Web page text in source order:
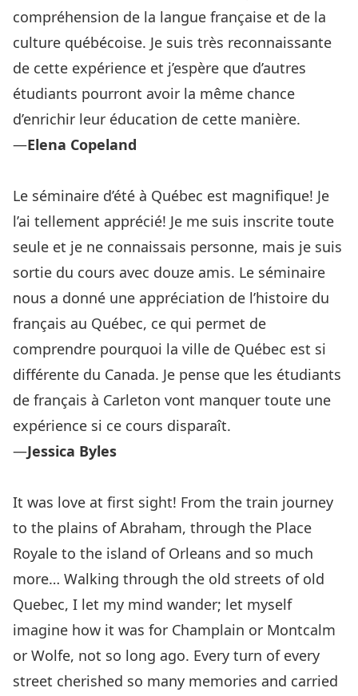
compréhension de la langue française et de la
culture québécoise. Je suis très reconnaissante
de cette expérience et j’espère que d’autres
étudiants pourront avoir la même chance
d’enrichir leur éducation de cette manière.
—Elena Copeland
Le séminaire d’été à Québec est magnifique! Je
l’ai tellement apprécié! Je me suis inscrite toute
seule et je ne connaissais personne, mais je suis
sortie du cours avec douze amis. Le séminaire
nous a donné une appréciation de l’histoire du
français au Québec, ce qui permet de
comprendre pourquoi la ville de Québec est si
différente du Canada. Je pense que les étudiants
de français à Carleton vont manquer toute une
expérience si ce cours disparaît.
—Jessica Byles
It was love at first sight! From the train journey
to the plains of Abraham, through the Place
Royale to the island of Orleans and so much
more… Walking through the old streets of old
Quebec, I let my mind wander; let myself
imagine how it was for Champlain or Montcalm
or Wolfe, not so long ago. Every turn of every
street cherished so many memories and carried